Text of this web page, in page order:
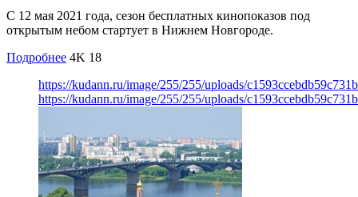
С 12 мая 2021 года, сезон бесплатных кинопоказов под
открытым небом стартует в Нижнем Новгороде.
Подробнее 4K 18
https://kudann.ru/image/255/255/uploads/
https://kudann.ru/image/255/255/uploads/